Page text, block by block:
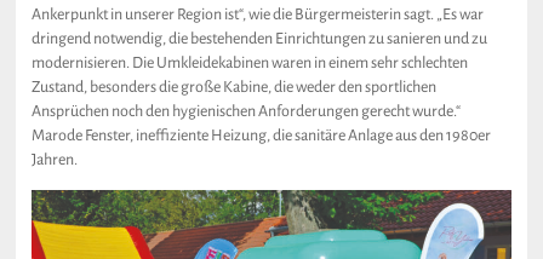
Ankerpunkt in unserer Region ist“, wie die Bürgermeisterin sagt. „Es war
dringend notwendig, die bestehenden Einrichtungen zu sanieren und zu
modernisieren. Die Umkleidekabinen waren in einem sehr schlechten
Zustand, besonders die große Kabine, die weder den sportlichen
Ansprüchen noch den hygienischen Anforderungen gerecht wurde.“
Marode Fenster, ineffiziente Heizung, die sanitäre Anlage aus den 1980er
Jahren.